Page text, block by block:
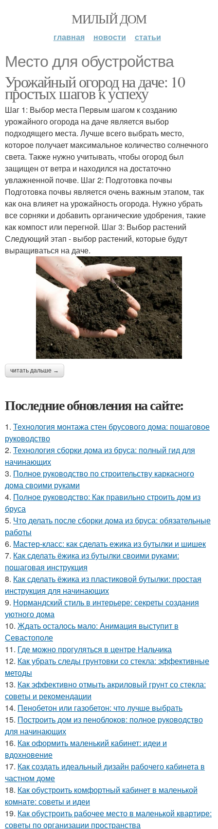
МИЛЫЙ ДОМ
главная новости статьи
Место для обустройства
Урожайный огород на даче: 10
простых шагов к успеху
Шаг 1: Выбор места Первым шагом к созданию
урожайного огорода на даче является выбор
подходящего места. Лучше всего выбрать место,
которое получает максимальное количество солнечного
света. Также нужно учитывать, чтобы огород был
защищен от ветра и находился на достаточно
увлажненной почве. Шаг 2: Подготовка почвы
Подготовка почвы является очень важным этапом, так
как она влияет на урожайность огорода. Нужно убрать
все сорняки и добавить органические удобрения, такие
как компост или перегной. Шаг 3: Выбор растений
Следующий этап - выбор растений, которые будут
выращиваться на даче.
читать дальше →
Последние обновления на сайте:
1. Технология монтажа стен брусового дома: пошаговое
руководство
2. Технология сборки дома из бруса: полный гид для
начинающих
3. Полное руководство по строительству каркасного
дома своими руками
4. Полное руководство: Как правильно строить дом из
бруса
5. Что делать после сборки дома из бруса: обязательные
работы
6. Мастер-класс: как сделать ежика из бутылки и шишек
7. Как сделать ёжика из бутылки своими руками:
пошаговая инструкция
8. Как сделать ёжика из пластиковой бутылки: простая
инструкция для начинающих
9. Нормандский стиль в интерьере: секреты создания
уютного дома
10. Ждать осталось мало: Анимация выступит в
Севастополе
11. Где можно прогуляться в центре Нальчика
12. Как убрать следы грунтовки со стекла: эффективные
методы
13. Как эффективно отмыть акриловый грунт со стекла:
советы и рекомендации
14. Пенобетон или газобетон: что лучше выбрать
15. Построить дом из пеноблоков: полное руководство
для начинающих
16. Как оформить маленький кабинет: идеи и
вдохновение
17. Как создать идеальный дизайн рабочего кабинета в
частном доме
18. Как обустроить комфортный кабинет в маленькой
комнате: советы и идеи
19. Как обустроить рабочее место в маленькой квартире:
советы по организации пространства